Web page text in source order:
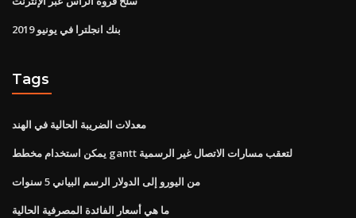
بنك انجلترا في يونيو 2019
Tags
معدلات الضريبة الحالية في الهند
يمكن استخدام مخطط gantt لتعقب مسارات الاتصال غير الرسمية
من اليورو إلى الدولار الرسم البياني 5 سنوات
ما هي أسعار الفائدة المصرفية الحالية